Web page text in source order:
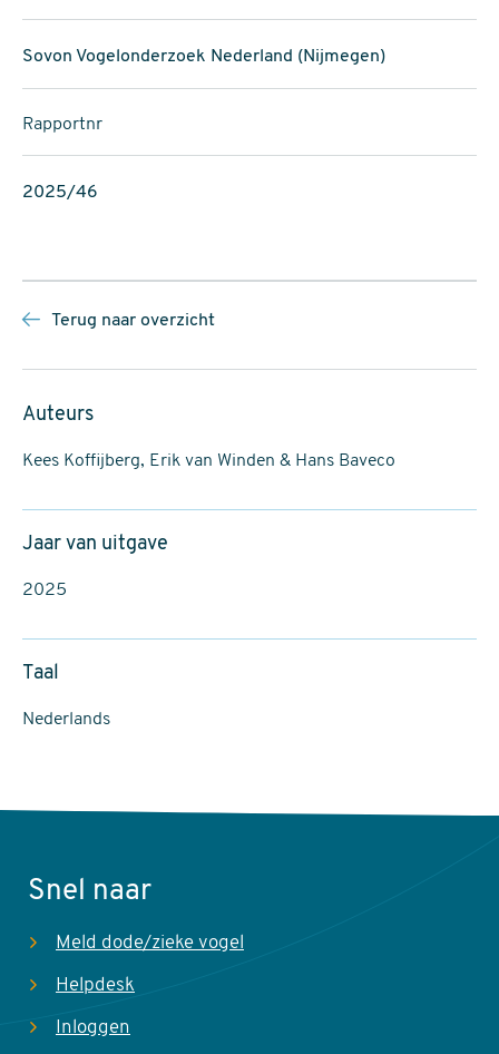
Sovon Vogelonderzoek Nederland (Nijmegen)
Rapportnr
2025/46
Terug naar overzicht
Auteurs
Kees Koffijberg, Erik van Winden & Hans Baveco
Jaar van uitgave
2025
Taal
Nederlands
Snel naar
Meld dode/zieke vogel
Helpdesk
Inloggen